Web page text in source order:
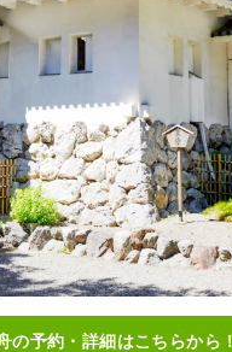
の予約・詳細はこちらから！